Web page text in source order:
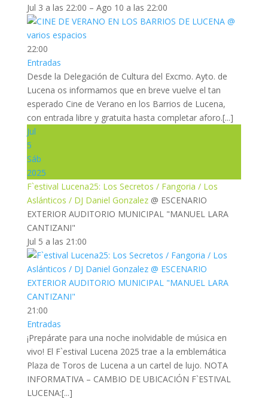
Jul 3 a las 22:00 – Ago 10 a las 22:00
22:00
Entradas
Desde la Delegación de Cultura del Excmo. Ayto. de
Lucena os informamos que en breve vuelve el tan
esperado Cine de Verano en los Barrios de Lucena,
con entrada libre y gratuita hasta completar aforo.[...]
Jul
5
Sáb
2025
F`estival Lucena25: Los Secretos / Fangoria / Los
Aslánticos / DJ Daniel Gonzalez @ ESCENARIO
EXTERIOR AUDITORIO MUNICIPAL "MANUEL LARA
CANTIZANI"
Jul 5 a las 21:00
21:00
Entradas
¡Prepárate para una noche inolvidable de música en
vivo! El F`estival Lucena 2025 trae a la emblemática
Plaza de Toros de Lucena a un cartel de lujo. NOTA
INFORMATIVA – CAMBIO DE UBICACIÓN F`ESTIVAL
LUCENA:[...]